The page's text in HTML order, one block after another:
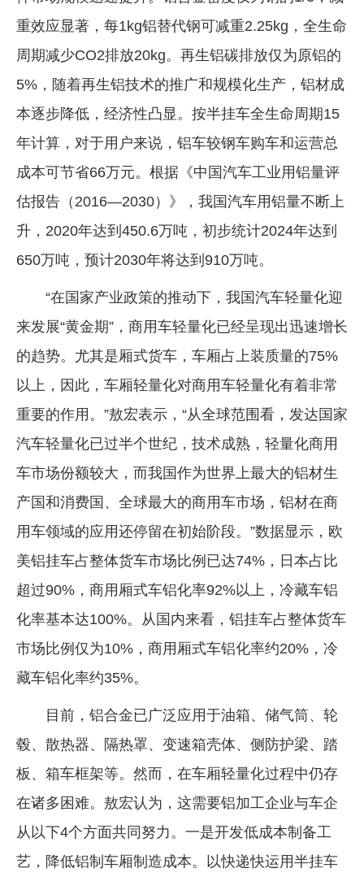
重效应显著，每1kg铝替代钢可减重2.25kg，全生命
周期减少CO2排放20kg。再生铝碳排放仅为原铝的
5%，随着再生铝技术的推广和规模化生产，铝材成
本逐步降低，经济性凸显。按半挂车全生命周期15
年计算，对于用户来说，铝车较钢车购车和运营总
成本可节省66万元。根据《中国汽车工业用铝量评
估报告（2016—2030）》，我国汽车用铝量不断上
升，2020年达到450.6万吨，初步统计2024年达到
650万吨，预计2030年将达到910万吨。
“在国家产业政策的推动下，我国汽车轻量化迎
来发展“黄金期”，商用车轻量化已经呈现出迅速增长
的趋势。尤其是厢式货车，车厢占上装质量的75%
以上，因此，车厢轻量化对商用车轻量化有着非常
重要的作用。”敖宏表示，“从全球范围看，发达国家
汽车轻量化已过半个世纪，技术成熟，轻量化商用
车市场份额较大，而我国作为世界上最大的铝材生
产国和消费国、全球最大的商用车市场，铝材在商
用车领域的应用还停留在初始阶段。”数据显示，欧
美铝挂车占整体货车市场比例已达74%，日本占比
超过90%，商用厢式车铝化率92%以上，冷藏车铝
化率基本达100%。从国内来看，铝挂车占整体货车
市场比例仅为10%，商用厢式车铝化率约20%，冷
藏车铝化率约35%。
目前，铝合金已广泛应用于油箱、储气筒、轮
毂、散热器、隔热罩、变速箱壳体、侧防护梁、踏
板、箱车框架等。然而，在车厢轻量化过程中仍存
在诸多困难。敖宏认为，这需要铝加工企业与车企
从以下4个方面共同努力。一是开发低成本制备工
艺，降低铝制车厢制造成本。以快递快运用半挂车